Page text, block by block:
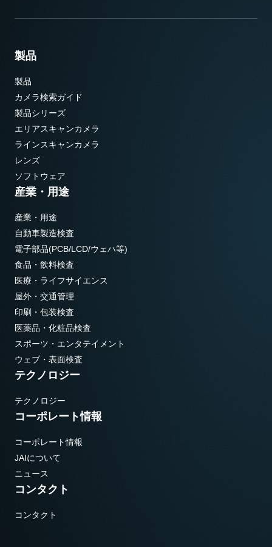
製品
製品
カメラ検索ガイド
製品シリーズ
エリアスキャンカメラ
ラインスキャンカメラ
レンズ
ソフトウェア
産業・用途
産業・用途
自動車製造検査
電子部品(PCB/LCD/ウェハ等)
食品・飲料検査
医療・ライフサイエンス
屋外・交通管理
印刷・包装検査
医薬品・化粧品検査
スポーツ・エンタテイメント
ウェブ・表面検査
テクノロジー
テクノロジー
コーポレート情報
コーポレート情報
JAIについて
ニュース
コンタクト
コンタクト